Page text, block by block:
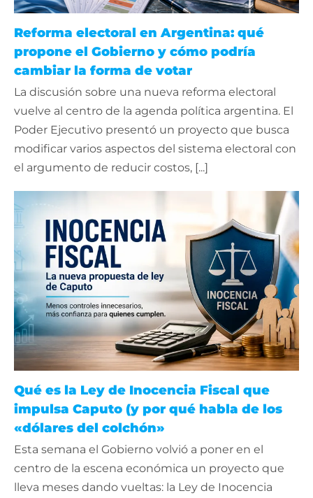
Reforma electoral en Argentina: qué
propone el Gobierno y cómo podría
cambiar la forma de votar
La discusión sobre una nueva reforma electoral
vuelve al centro de la agenda política argentina. El
Poder Ejecutivo presentó un proyecto que busca
modificar varios aspectos del sistema electoral con
el argumento de reducir costos, [...]
Qué es la Ley de Inocencia Fiscal que
impulsa Caputo (y por qué habla de los
«dólares del colchón»
Esta semana el Gobierno volvió a poner en el
centro de la escena económica un proyecto que
lleva meses dando vueltas: la Ley de Inocencia